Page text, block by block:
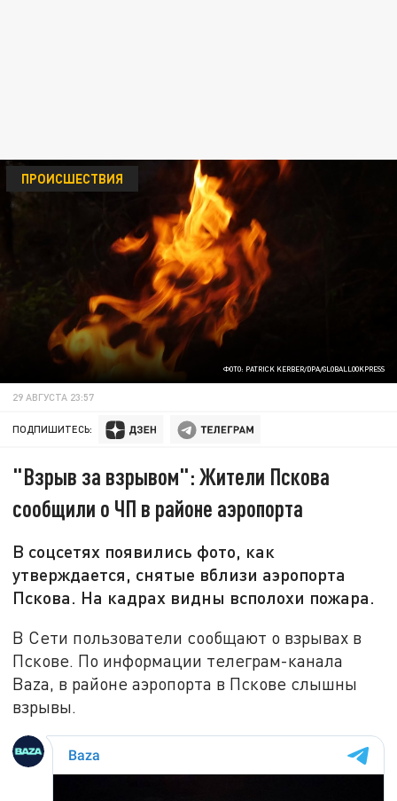
ФОТО: PATRICK KERBER/DPA/GLOBALLOOKPRESS
ПРОИСШЕСТВИЯ
29 АВГУСТА 23:57
ПОДПИШИТЕСЬ:
"Взрыв за взрывом": Жители Пскова
сообщили о ЧП в районе аэропорта
В соцсетях появились фото, как
утверждается, снятые вблизи аэропорта
Пскова. На кадрах видны всполохи пожара.
В Сети пользователи сообщают о взрывах в
Пскове. По информации телеграм-канала
Baza, в районе аэропорта в Пскове слышны
взрывы.